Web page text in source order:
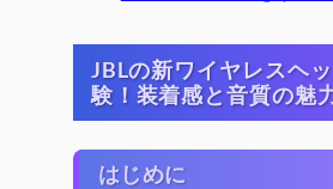
JBLの新ワイヤレスヘ
験！装着感と音質の魅
はじめに